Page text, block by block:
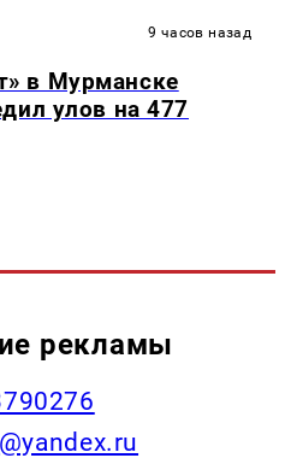
9 часов назад
в Мурманске
улов на 477
рекламы